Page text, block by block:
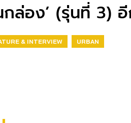
กล่อง’ (รุ่นที่ 3)
& INTERVIEW
URBAN